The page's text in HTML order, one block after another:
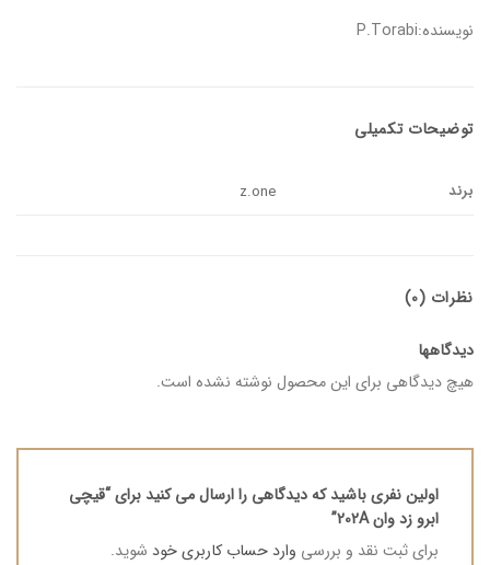
نویسنده:P.Torabi
توضیحات تکمیلی
برند z.one
نظرات (0)
دیدگاهها
هیچ دیدگاهی برای این محصول نوشته نشده است.
اولین نفری باشید که دیدگاهی را ارسال می کنید برای “قیچی
ابرو زد وان 202A”
برای ثبت نقد و بررسی وارد حساب کاربری خود شوید.